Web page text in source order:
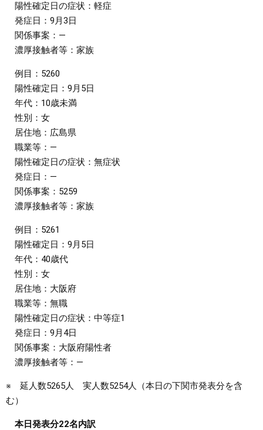
陽性確定日の症状：軽症
発症日：9月3日
関係事案：―
濃厚接触者等：家族
例目：5260
陽性確定日：9月5日
年代：10歳未満
性別：女
居住地：広島県
職業等：―
陽性確定日の症状：無症状
発症日：―
関係事案：5259
濃厚接触者等：家族
例目：5261
陽性確定日：9月5日
年代：40歳代
性別：女
居住地：大阪府
職業等：無職
陽性確定日の症状：中等症1
発症日：9月4日
関係事案：大阪府陽性者
濃厚接触者等：―
※ 延人数5265人 実人数5254人（本日の下関市発表分を含
む）
本日発表分22名内訳